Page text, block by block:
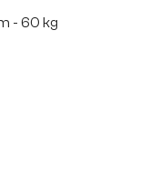
- 60 kg